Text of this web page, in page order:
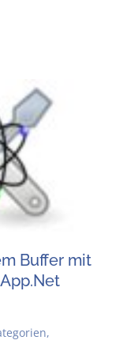
Buf­fer mit
,